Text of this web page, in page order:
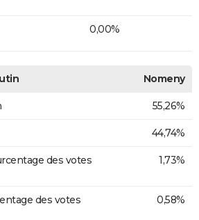
0,00%
Nomeny
55,26%
44,74%
des votes
1,73%
des votes
0,58%